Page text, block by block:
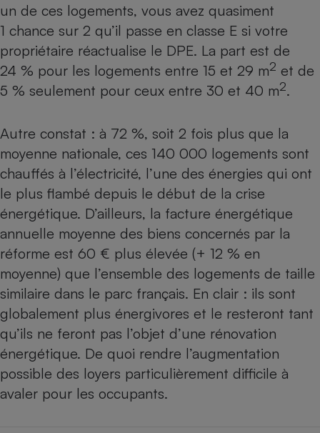
un de ces logements, vous avez quasiment
1 chance sur 2 qu’il passe en classe E si votre
propriétaire réactualise le DPE. La part est de
24 % pour les logements entre 15 et 29 m2 et de
5 % seulement pour ceux entre 30 et 40 m2.
Autre constat : à 72 %, soit 2 fois plus que la
moyenne nationale, ces 140 000 logements sont
chauffés à l’électricité, l’une des énergies qui ont
le plus flambé depuis le début de la crise
énergétique. D’ailleurs, la facture énergétique
annuelle moyenne des biens concernés par la
réforme est 60 € plus élevée (+ 12 % en
moyenne) que l’ensemble des logements de taille
similaire dans le parc français. En clair : ils sont
globalement plus énergivores et le resteront tant
qu’ils ne feront pas l’objet d’une rénovation
énergétique. De quoi rendre l’augmentation
possible des loyers particulièrement difficile à
avaler pour les occupants.